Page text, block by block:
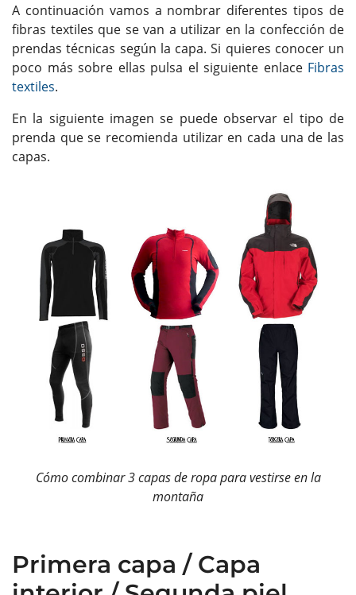
A continuación vamos a nombrar diferentes tipos de
fibras textiles que se van a utilizar en la confección de
prendas técnicas según la capa. Si quieres conocer un
poco más sobre ellas pulsa el siguiente enlace Fibras
textiles.
En la siguiente imagen se puede observar el tipo de
prenda que se recomienda utilizar en cada una de las
capas.
Cómo combinar 3 capas de ropa para vestirse en la
montaña
Primera capa / Capa